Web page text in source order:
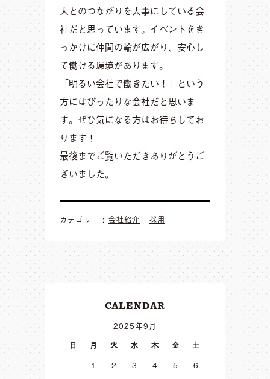
人とのつながりを大事にしている会
社だと思っています。イベントをき
っかけに仲間の輪が広がり、安心し
て働ける環境があります。
「明るい会社で働きたい！」という
方にはぴったりな会社だと思いま
す。ぜひ気になる方はお待ちしてお
ります！
最後までご覧いただきありがとうご
ざいました。
カテゴリー : 会社紹介 採用
CALENDAR
2025年9月
日
月 火 水 木 金
土
1
2 3 4 5
6